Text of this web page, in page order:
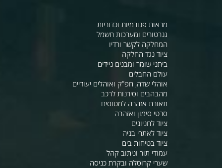
מראות פנורמיות וכדוריות
גנרטורים ומערכות חשמל
המחלקה לקשר ורדיו
ציוד נגד החלקה
ביתני שומר ומבנים ניידים
עולם החבלים
אוהלי שדה, חפ"ק ואוהלים יעודיים
מהבהבים וסירנות לרכב
תאורת אזהרה למטוסים
סרטי סימון ואזהרה
ציוד לחניונים
ציוד לאתרי בניה
ציוד בטיחות בים
עמודי תור וניתוב קהל
שערי קרוסלה ובקרת כניסה